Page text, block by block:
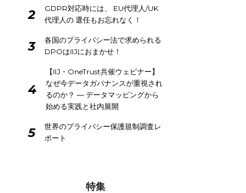
2
GDPR対応時には、 EU代理人/UK
代理人の 選任もお忘れなく！
3
各国のプライバシー法で求められる
DPOはIIJにおまかせ！
4
【IIJ・OneTrust共催ウェビナー】
なぜ今データガバナンスが重視され
るのか？ ― データマッピングから
始める実践と社内展開
5
世界のプライバシー保護規制調査レ
ポート
特集